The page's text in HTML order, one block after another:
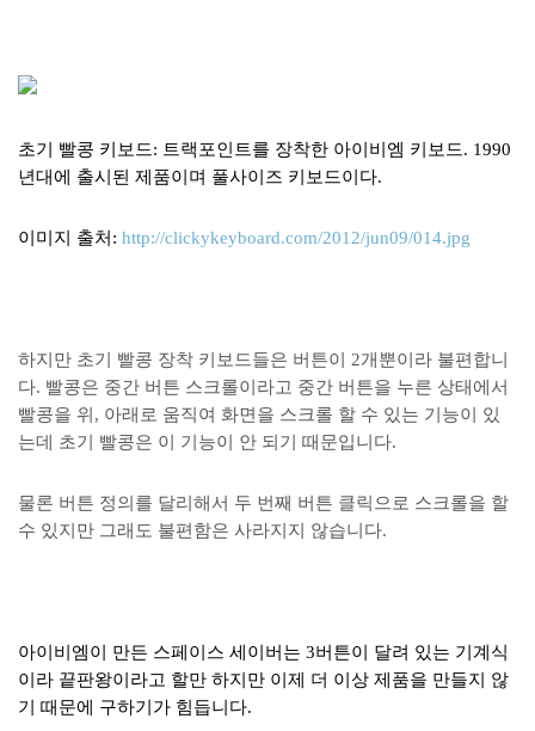
초기 빨콩 키보드: 트랙포인트를 장착한 아이비엠 키보드. 1990
년대에 출시된 제품이며 풀사이즈 키보드이다.
이미지 출처: http://clickykeyboard.com/2012/jun09/014.jpg
하지만 초기 빨콩 장착 키보드들은 버튼이 2개뿐이라 불편합니
다. 빨콩은 중간 버튼 스크롤이라고 중간 버튼을 누른 상태에서
빨콩을 위, 아래로 움직여 화면을 스크롤 할 수 있는 기능이 있
는데 초기 빨콩은 이 기능이 안 되기 때문입니다.
물론 버튼 정의를 달리해서 두 번째 버튼 클릭으로 스크롤을 할
수 있지만 그래도 불편함은 사라지지 않습니다.
아이비엠이 만든 스페이스 세이버는 3버튼이 달려 있는 기계식
이라 끝판왕이라고 할만 하지만 이제 더 이상 제품을 만들지 않
기 때문에 구하기가 힘듭니다.